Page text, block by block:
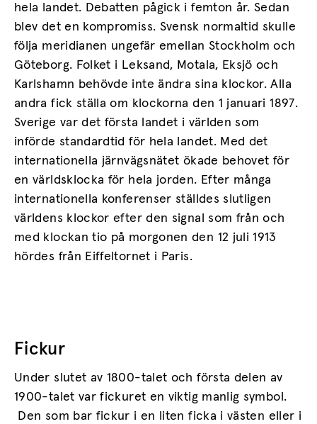
hela landet. Debatten pågick i femton år. Sedan
blev det en kompromiss. Svensk normaltid skulle
följa meridianen ungefär emellan Stockholm och
Göteborg. Folket i Leksand, Motala, Eksjö och
Karlshamn behövde inte ändra sina klockor. Alla
andra fick ställa om klockorna den 1 januari 1897.
Sverige var det första landet i världen som
införde standardtid för hela landet. Med det
internationella järnvägsnätet ökade behovet för
en världsklocka för hela jorden. Efter många
internationella konferenser ställdes slutligen
världens klockor efter den signal som från och
med klockan tio på morgonen den 12 juli 1913
hördes från Eiffeltornet i Paris.
Fickur
Under slutet av 1800-talet och första delen av
1900-talet var fickuret en viktig manlig symbol.
Den som bar fickur i en liten ficka i västen eller i